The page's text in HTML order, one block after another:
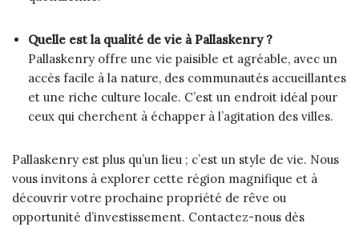
Quelle est la qualité de vie à Pallaskenry ?
Pallaskenry offre une vie paisible et agréable, avec un
accès facile à la nature, des communautés accueillantes
et une riche culture locale. C’est un endroit idéal pour
ceux qui cherchent à échapper à l’agitation des villes.
Pallaskenry est plus qu’un lieu ; c’est un style de vie. Nous
vous invitons à explorer cette région magnifique et à
découvrir votre prochaine propriété de rêve ou
opportunité d’investissement. Contactez-nous dès